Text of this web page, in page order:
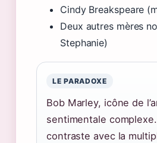
Cindy Breakspeare
Deux autres mères
Stephanie)
LE PARADOXE
Bob Marley, icône de
sentimentale
contraste avec la